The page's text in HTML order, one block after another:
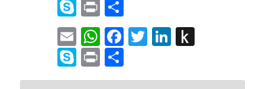
Skype
Print
EmailWhatsApp
Facebook
TwitterLinkedIn
Kindle
Skype
Print